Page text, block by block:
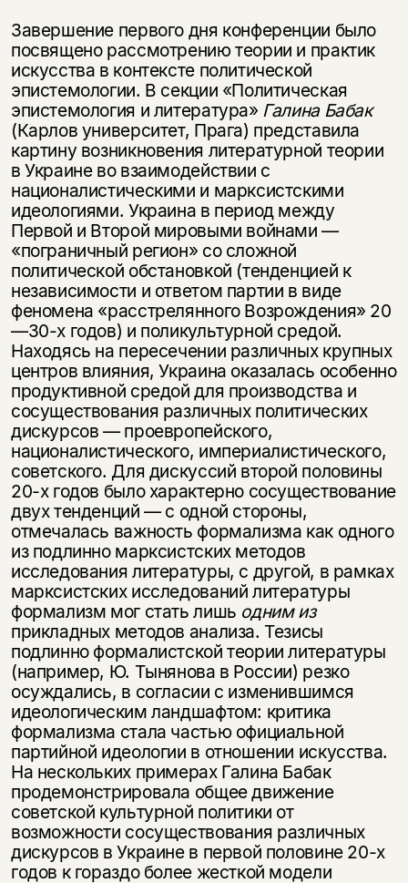
Завершение первого дня конференции было
посвящено рассмотрению теории и практик
искусства в контексте политической
эпистемологии. В секции «Политическая
эпистемология и литература» Галина Бабак
(Карлов университет, Прага) представила
картину возникновения литературной теории
в Украине во взаимодействии с
националистическими и марксистскими
идеологиями. Украина в период между
Первой и Второй мировыми войнами —
«пограничный регион» со сложной
политической обстановкой (тенденцией к
независимости и ответом партии в виде
феномена «расстрелянного Возрождения» 20
—30-х годов) и поликультурной средой.
Находясь на пересечении различных крупных
центров влияния, Украина оказалась особенно
продуктивной средой для производства и
сосуществования различных политических
дискурсов — проевропейского,
националистического, империалистического,
советского. Для дискуссий второй половины
20-х годов было характерно сосуществование
двух тенденций — с одной стороны,
отмечалась важность формализма как одного
из подлинно марксистских методов
исследования литературы, с другой, в рамках
марксистских исследований литературы
формализм мог стать лишь одним из
прикладных методов анализа. Тезисы
подлинно формалистской теории литературы
(например, Ю. Тынянова в России) резко
осуждались, в согласии с изменившимся
идеологическим ландшафтом: критика
формализма стала частью официальной
партийной идеологии в отношении искусства.
На нескольких примерах Галина Бабак
продемонстрировала общее движение
советской культурной политики от
возможности сосуществования различных
дискурсов в Украине в первой половине 20-х
годов к гораздо более жесткой модели